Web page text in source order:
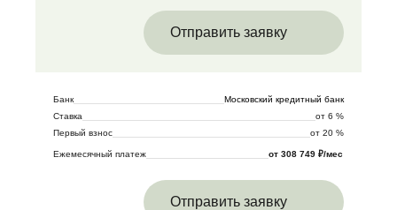
Отправить заявку
Банк
Московский кредитный банк
Ставка
от 6 %
Первый взнос
от 20 %
Ежемесячный платеж от 308 749 ₽/мес
Отправить заявку